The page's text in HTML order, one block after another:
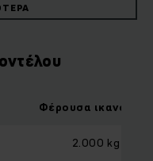
Φέρουσα ικανότητα
2.000 kg